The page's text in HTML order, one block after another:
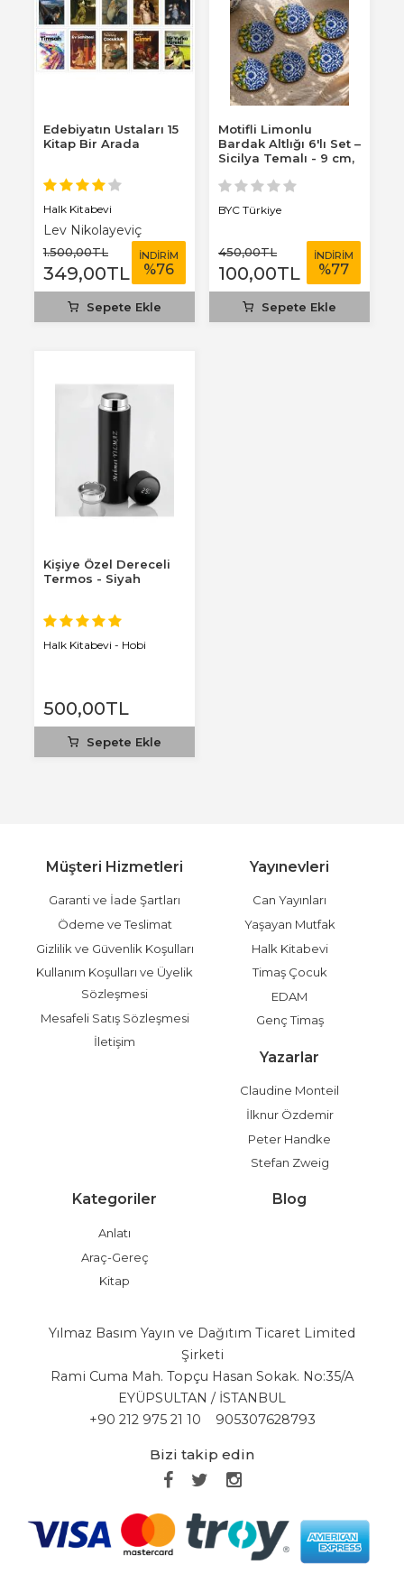
Edebiyatın Ustaları 15
Kitap Bir Arada
Halk Kitabevi
Lev Nikolayeviç
Tolstoy
1.500,00TL
349,00TL
İNDİRİM
%76
Sepete Ekle
Motifli Limonlu
Bardak Altlığı 6'lı Set –
Sicilya Temalı - 9 cm,
BYC Türkiye
450,00TL
100,00TL
İNDİRİM
%77
Sepete Ekle
Kişiye Özel Dereceli
Termos - Siyah
Halk Kitabevi - Hobi
500,00TL
Sepete Ekle
Müşteri Hizmetleri
Garanti ve İade Şartları
Ödeme ve Teslimat
Gizlilik ve Güvenlik Koşulları
Kullanım Koşulları ve Üyelik
Sözleşmesi
Mesafeli Satış Sözleşmesi
İletişim
Yayınevleri
Can Yayınları
Yaşayan Mutfak
Halk Kitabevi
Timaş Çocuk
EDAM
Genç Timaş
Yazarlar
Claudine Monteil
İlknur Özdemir
Peter Handke
Stefan Zweig
Kategoriler
Anlatı
Araç-Gereç
Kitap
Blog
Yılmaz Basım Yayın ve Dağıtım Ticaret Limited
Şirketi
Rami Cuma Mah. Topçu Hasan Sokak. No:35/A
EYÜPSULTAN / İSTANBUL
+90 212 975 21 10
905307628793
Bizi takip edin